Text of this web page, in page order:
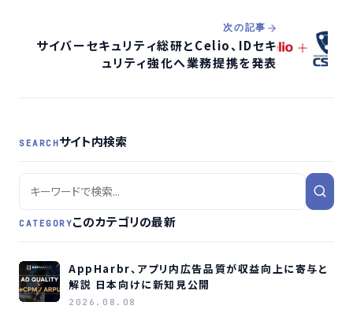
次の記事
サイバーセキュリティ総研とCelio、IDセキ
ュリティ強化へ業務提携を発表
SEARCHサイト内検索
CATEGORYこのカテゴリの最新
AppHarbr、アプリ内広告品質が収益向上に寄与と
解説 日本向けに新知見公開
2026.08.08